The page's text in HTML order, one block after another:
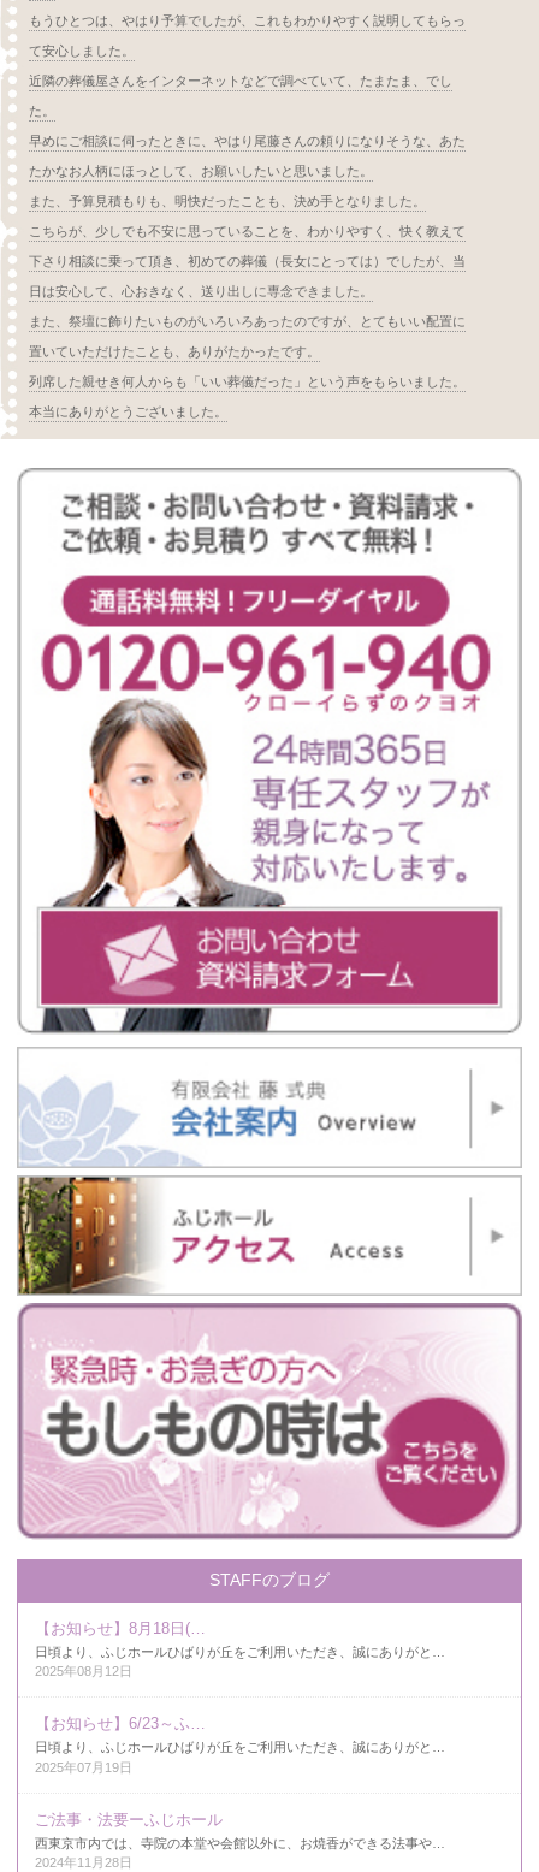
もうひとつは、やはり予算でしたが、これもわかりやすく説明してもらっ
て安心しました。
近隣の葬儀屋さんをインターネットなどで調べていて、たまたま、でし
た。
早めにご相談に伺ったときに、やはり尾藤さんの頼りになりそうな、あた
たかなお人柄にほっとして、お願いしたいと思いました。
また、予算見積もりも、明快だったことも、決め手となりました。
こちらが、少しでも不安に思っていることを、わかりやすく、快く教えて
下さり相談に乗って頂き、初めての葬儀（長女にとっては）でしたが、当
日は安心して、心おきなく、送り出しに専念できました。
また、祭壇に飾りたいものがいろいろあったのですが、とてもいい配置に
置いていただけたことも、ありがたかったです。
列席した親せき何人からも「いい葬儀だった」という声をもらいました。
本当にありがとうございました。
STAFFのブログ
【お知らせ】8月18日(…
日頃より、ふじホールひばりが丘をご利用いただき、誠にありがと…
2025年08月12日
【お知らせ】6/23～ふ…
日頃より、ふじホールひばりが丘をご利用いただき、誠にありがと…
2025年07月19日
ご法事・法要ーふじホール
西東京市内では、寺院の本堂や会館以外に、お焼香ができる法事や…
2024年11月28日